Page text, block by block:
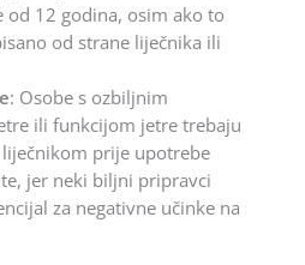
od 12 godina, osim ako to
od strane liječnika ili
: Osobe s ozbiljnim
ili funkcijom jetre trebaju
prije upotrebe
jer neki biljni pripravci
za negativne učinke na